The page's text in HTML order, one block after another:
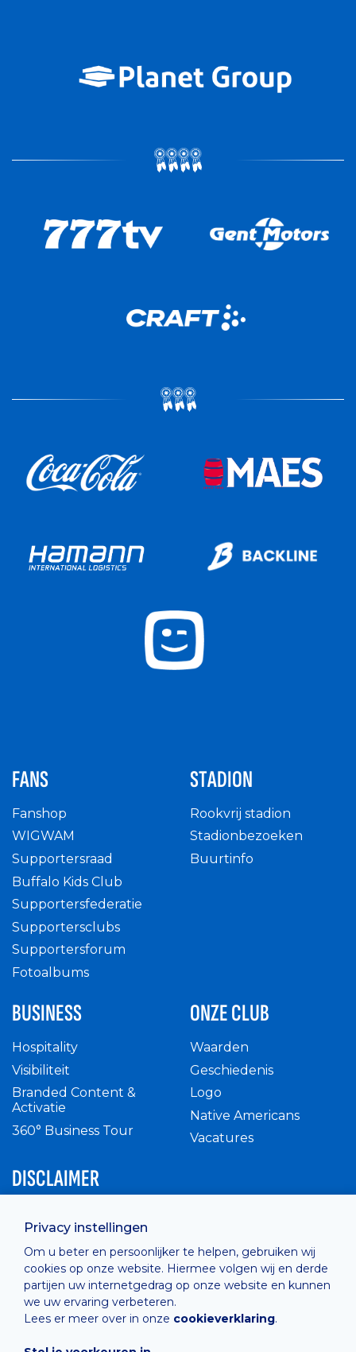
Privacy instellingen
Om u beter en persoonlijker te helpen, gebruiken wij
cookies op onze website. Hiermee volgen wij en derde
partijen uw internetgedrag op onze website en kunnen
we uw ervaring verbeteren.
Lees er meer over in onze cookieverklaring.
FANS
Fanshop
WIGWAM
Supportersraad
Buffalo Kids Club
Supportersfederatie
Supportersclubs
Supportersforum
Fotoalbums
STADION
Rookvrij stadion
Stadionbezoeken
Buurtinfo
BUSINESS
Hospitality
Visibiliteit
Branded Content &
Activatie
360° Business Tour
ONZE CLUB
Waarden
Geschiedenis
Logo
Native Americans
Vacatures
DISCLAIMER
Privacy Policy
Cashless
verkoopsvoorwaarden
Cookie Policy